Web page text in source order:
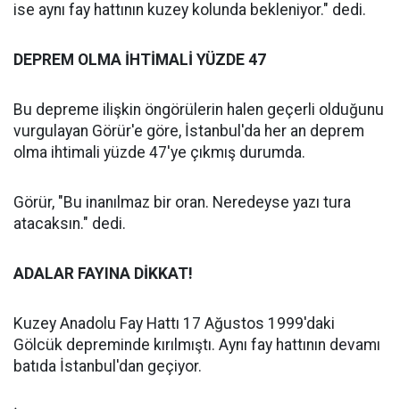
ise aynı fay hattının kuzey kolunda bekleniyor." dedi.
DEPREM OLMA İHTİMALİ YÜZDE 47
Bu depreme ilişkin öngörülerin halen geçerli olduğunu
vurgulayan Görür'e göre, İstanbul'da her an deprem
olma ihtimali yüzde 47'ye çıkmış durumda.
Görür, "Bu inanılmaz bir oran. Neredeyse yazı tura
atacaksın." dedi.
ADALAR FAYINA DİKKAT!
Kuzey Anadolu Fay Hattı 17 Ağustos 1999'daki
Gölcük depreminde kırılmıştı. Aynı fay hattının devamı
batıda İstanbul'dan geçiyor.